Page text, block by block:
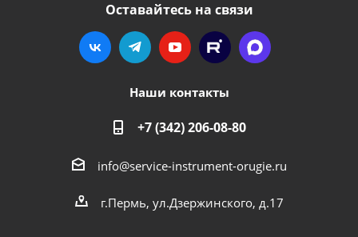
Оставайтесь на связи
Наши контакты
+7 (342) 206-08-80
info@service-instrument-orugie.ru
г.Пермь, ул.Дзержинского, д.17